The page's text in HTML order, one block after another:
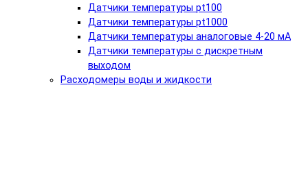
Датчики температуры pt100
Датчики температуры pt1000
Датчики температуры аналоговые 4-20 мА
Датчики температуры с дискретным
выходом
Расходомеры воды и жидкости